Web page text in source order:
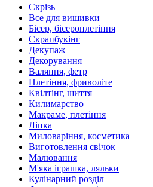
Скрізь
Все для вишивки
Бісер, бісероплетіння
Скрапбукінг
Декупаж
Декорування
Валяння, фетр
Плетіння, фриволіте
Квілтінг, шиття
Килимарство
Макраме, плетіння
Ліпка
Миловаріння, косметика
Виготовлення свічок
Малювання
М'яка іграшка, ляльки
Кулінарний розділ